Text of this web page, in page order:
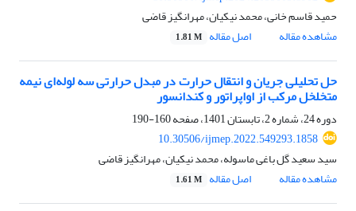
حمید قاسم خانی، محمد نیکیان، مهرانگیز قاضی
مشاهده مقاله
اصل مقاله 1.81 M
حل تحلیلی جریان و انتقال حرارت در مبدل حرارتی سه لوله‌ای نیمه
‌متخلخل مرکب از اواپراتور و کندانسور
دوره 24، شماره 2، تابستان 1401، صفحه
160-190
10.30506/ijmep.2022.549293.1858
سید سعید گل باغی ماسوله، محمد نیکیان، مهرانگیز قاضی
مشاهده مقاله
اصل مقاله 1.61 M